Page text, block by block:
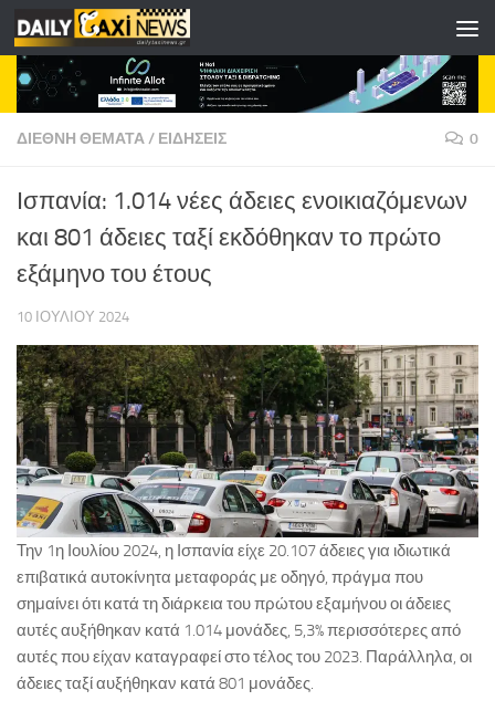
Skip to content
ΔΙΕΘΝΗ ΘΕΜΑΤΑ/ ΕΙΔΗΣΕΙΣ 0
Ισπανία: 1.014 νέες άδειες ενοικιαζόμενων
και 801 άδειες ταξί εκδόθηκαν το πρώτο
εξάμηνο του έτους
10 ΙΟΥΛΊΟΥ 2024
Την 1η Ιουλίου 2024, η Ισπανία είχε 20.107 άδειες για ιδιωτικά
επιβατικά αυτοκίνητα μεταφοράς με οδηγό, πράγμα που
σημαίνει ότι κατά τη διάρκεια του πρώτου εξαμήνου οι άδειες
αυτές αυξήθηκαν κατά 1.014 μονάδες, 5,3% περισσότερες από
αυτές που είχαν καταγραφεί στο τέλος του 2023. Παράλληλα, οι
άδειες ταξί αυξήθηκαν κατά 801 μονάδες.